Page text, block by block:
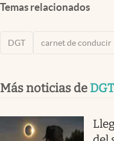
Temas relacionados
DGT carnet de conducir
Más noticias de DGT